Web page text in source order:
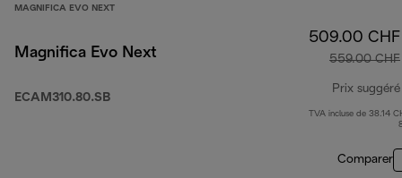
MAGNIFICA EVO NEXT
Magnifica Evo Next
ECAM310.80.SB
509.00 CHF
559.00 CHF
Prix suggéré
TVA incluse de 38.14
Comparer